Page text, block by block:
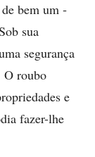
de bem um
sua
segurança
O roubo
e
fazer-lhe